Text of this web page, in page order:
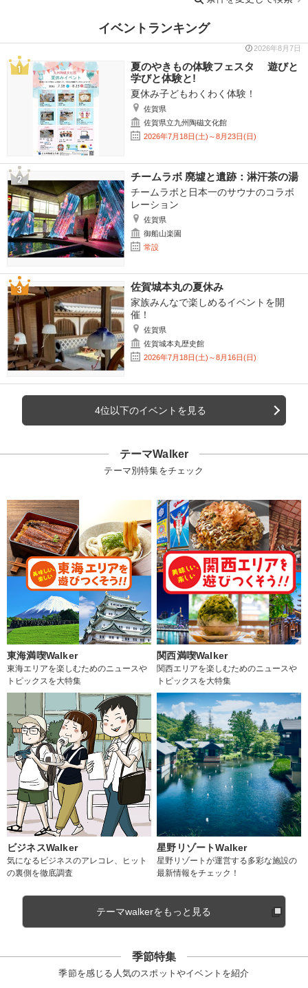
イベントランキング
2026年8月7日
夏のやきもの体験フェスタ 遊びと
学びと体験と!
夏休み子どもわくわく体験！
佐賀県
佐賀県立九州陶磁文化館
2026年7月18日(土)～8月23日(日)
チームラボ 廃墟と遺跡：淋汗茶の湯
チームラボと日本一のサウナのコラボ
レーション
佐賀県
御船山楽園
常設
佐賀城本丸の夏休み
家族みんなで楽しめるイベントを開
催！
佐賀県
佐賀城本丸歴史館
2026年7月18日(土)～8月16日(日)
4位以下のイベントを見る
テーマWalker
テーマ別特集をチェック
東海満喫Walker
東海エリアを楽しむためのニュースや
トピックスを大特集
関西満喫Walker
関西エリアを楽しむためのニュースや
トピックスを大特集
ビジネスWalker
気になるビジネスのアレコレ、ヒット
の裏側を徹底調査
星野リゾートWalker
星野リゾートが運営する多彩な施設の
最新情報をチェック！
テーマwalkerをもっと見る
季節特集
季節を感じる人気のスポットやイベントを紹介